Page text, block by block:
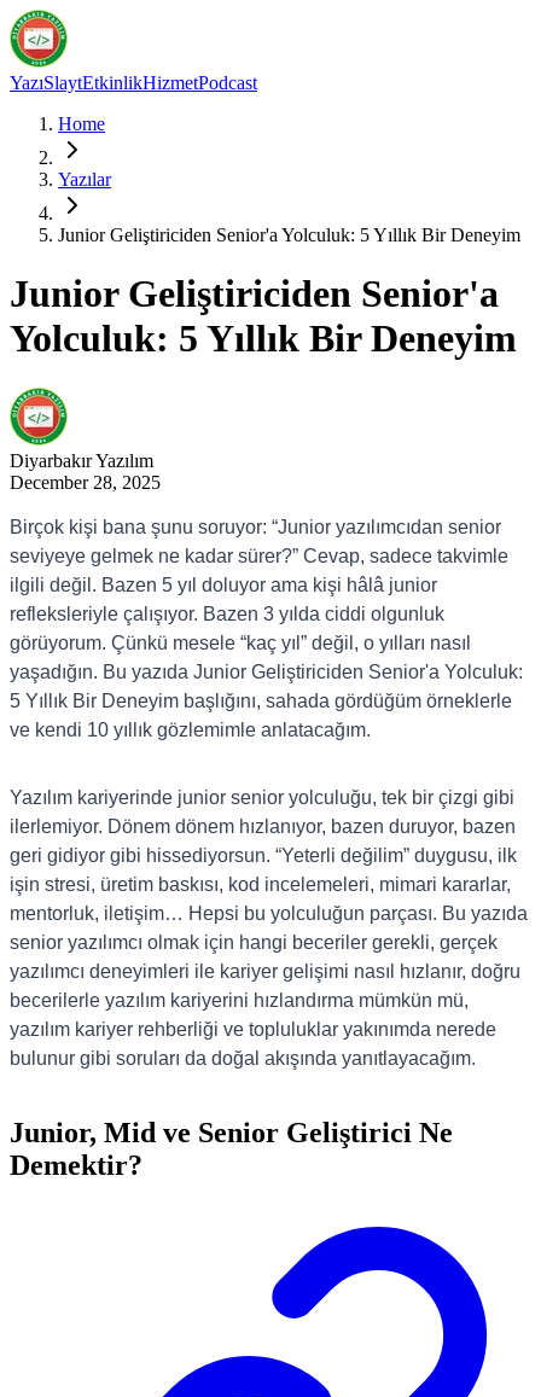
YazıSlaytEtkinlikHizmetPodcast
Home
Yazılar
Junior Geliştiriciden Senior'a Yolculuk: 5 Yıllık Bir Deneyim
Junior Geliştiriciden Senior'a
Yolculuk: 5 Yıllık Bir Deneyim
DiyarbakırYazılım
December 28, 2025
Birçok kişi bana şunu soruyor: “Junior yazılımcıdan senior
seviyeye gelmek ne kadar sürer?” Cevap, sadece takvimle
ilgili değil. Bazen 5 yıl doluyor ama kişi hâlâ junior
refleksleriyle çalışıyor. Bazen 3 yılda ciddi olgunluk
görüyorum. Çünkü mesele “kaç yıl” değil, o yılları nasıl
yaşadığın. Bu yazıda Junior Geliştiriciden Senior'a Yolculuk:
5 Yıllık Bir Deneyim başlığını, sahada gördüğüm örneklerle
ve kendi 10 yıllık gözlemimle anlatacağım.
Yazılım kariyerinde junior senior yolculuğu, tek bir çizgi gibi
ilerlemiyor. Dönem dönem hızlanıyor, bazen duruyor, bazen
geri gidiyor gibi hissediyorsun. “Yeterli değilim” duygusu, ilk
işin stresi, üretim baskısı, kod incelemeleri, mimari kararlar,
mentorluk, iletişim… Hepsi bu yolculuğun parçası. Bu yazıda
senior yazılımcı olmak için hangi beceriler gerekli, gerçek
yazılımcı deneyimleri ile kariyer gelişimi nasıl hızlanır, doğru
becerilerle yazılım kariyerini hızlandırma mümkün mü,
yazılım kariyer rehberliği ve topluluklar yakınımda nerede
bulunur gibi soruları da doğal akışında yanıtlayacağım.
Junior, Mid ve Senior Geliştirici Ne
Demektir?